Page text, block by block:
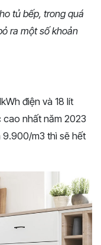
tủ bếp, trong quá
ra một số khoản
điện và 18 lít
nhất năm 2023
9.900/m3 thì sẽ hết